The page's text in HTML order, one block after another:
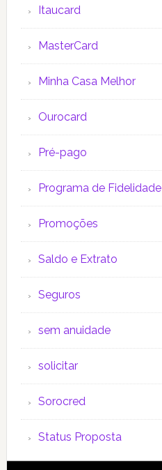
Itaucard
MasterCard
Minha Casa Melhor
Ourocard
Pré-pago
Programa de Fidelidade
Promoções
Saldo e Extrato
Seguros
sem anuidade
solicitar
Sorocred
Status Proposta